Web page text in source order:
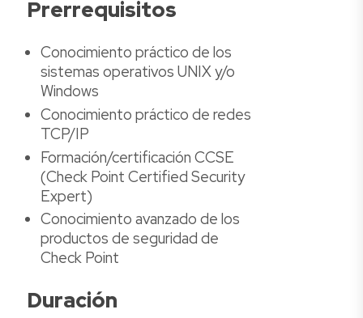
Prerrequisitos
Conocimiento práctico de los
sistemas operativos UNIX y/o
Windows
Conocimiento práctico de redes
TCP/IP
Formación/certificación CCSE
(Check Point Certified Security
Expert)
Conocimiento avanzado de los
productos de seguridad de
Check Point
Duración